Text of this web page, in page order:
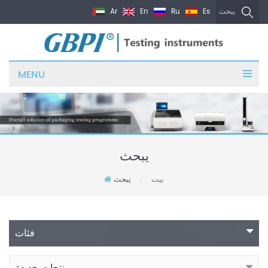
يبحث Ar En Ru Es
MENU
يبحث
بيت يبحث
فئات